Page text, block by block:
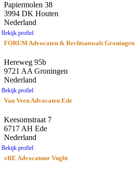
Papiermolen 38
3994 DK Houten
Nederland
Bekijk profiel
FORUM Advocaten & Rechtsanwalt Groningen
Hereweg 95b
9721 AA Groningen
Nederland
Bekijk profiel
Van Veen Advocaten Ede
Keesomstraat 7
6717 AH Ede
Nederland
Bekijk profiel
vRE Advocatuur Vught